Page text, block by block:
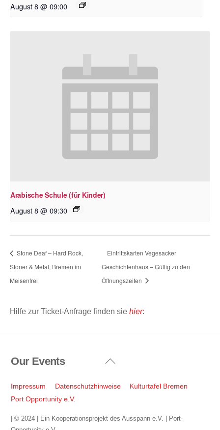
August 8 @ 09:00
Arabische Schule (für Kinder)
August 8 @ 09:30
Stone Deaf – Hard Rock,
Stoner & Metal, Bremen im
Meisenfrei
Eintrittskarten Vegesacker
Geschichtenhaus – Gültig zu den
Öffnungszeiten
Hilfe zur Ticket-Anfrage finden sie hier:
Back
Top
Our Events
Impressum Datenschutzhinweise
Kulturtafel Bremen
Port Opportunity e.V.
| © 2024 | Ein Kooperationsprojekt des Ausspann e.V. | Port-